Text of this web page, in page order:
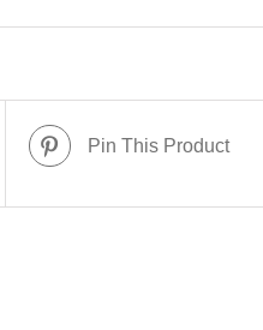
Pin This Product